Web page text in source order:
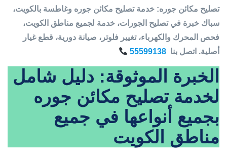
تصليح مكائن جوره: خدمة تصليح مكائن جوره وغاطسة بالكويت،
سباك خبرة في تصليح الجورات، خدمة لجميع مناطق الكويت،
فحص المحرك والكهرباء، تغيير فلوتر، صيانة دورية، قطع غيار
أصلية. اتصل بنا 55599138
الخبرة الموثوقة: دليل شامل
لخدمة تصليح مكائن جوره
بجميع أنواعها في جميع
مناطق الكويت